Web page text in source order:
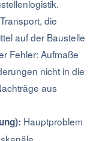
die
auf der Baustelle
Fehler: Aufmaße
nicht in die
aus
Hauptproblem